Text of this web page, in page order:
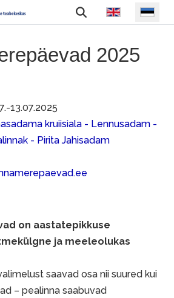
Vali keel
2025
13.07.2025
kruiisiala - Lennusadam -
- Pirita Jahisadam
on aastatepikkuse
ja meeleolukas
saavad osa nii suured kui
– pealinna saabuvad